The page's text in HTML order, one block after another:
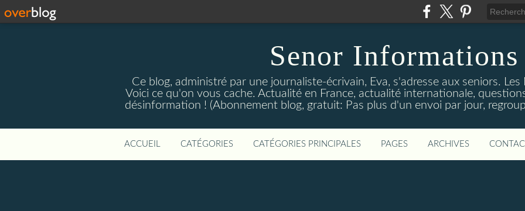
Senor Informations
Ce blog, administré par une journaliste-écrivain, Eva, s'adresse aux seniors.
Voici ce qu'on vous cache. Actualité en France, actualité internationale,
désinformation ! (Abonnement blog, gratuit: Pas plus d'un envoi par jour,
ACCUEIL CATÉGORIES CATÉGORIES PRINCIPALES PAGES ARCHIVES